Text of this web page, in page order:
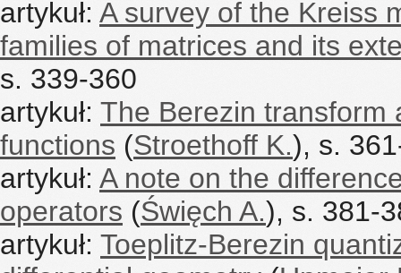
artykuł: A survey of the Kreiss
families of matrices and its
s. 339-360
artykuł: The Berezin transform
functions (Stroethoff K.), s.
artykuł: A note on the
operators (Święch A.), s. 381-
artykuł: Toeplitz-Berezin